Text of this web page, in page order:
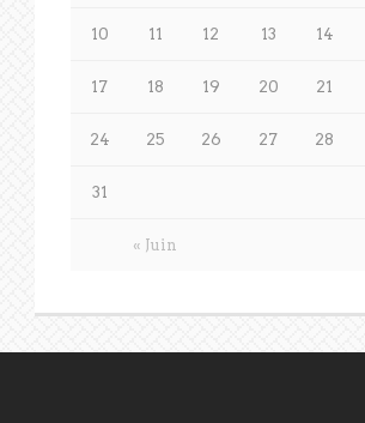
« Juin
10 11 12 13 14
17 18 19 20 21
24 25 26 27 28
31